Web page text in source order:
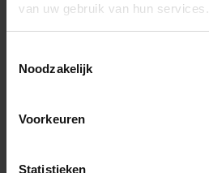
van uw gebruik van hun services.
Noodzakelijk
Voorkeuren
Statistieken